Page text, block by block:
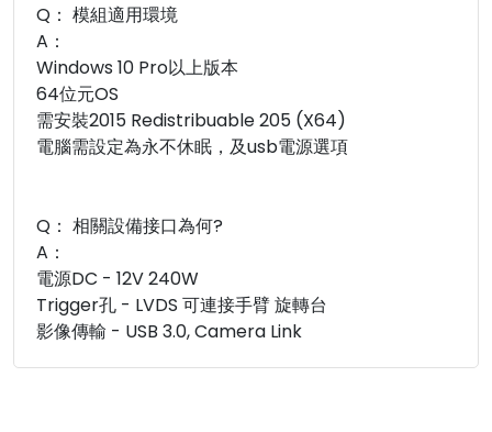
Q： 模組適用環境
A：
Windows 10 Pro以上版本
64位元OS
需安裝2015 Redistribuable 205 (X64)
電腦需設定為永不休眠，及usb電源選項
Q： 相關設備接口為何?
A：
電源DC - 12V 240W
Trigger孔 - LVDS 可連接手臂 旋轉台
影像傳輸 - USB 3.0, Camera Link